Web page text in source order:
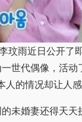
世代偶像，活动
的情况却让人感
未婚妻还得天天